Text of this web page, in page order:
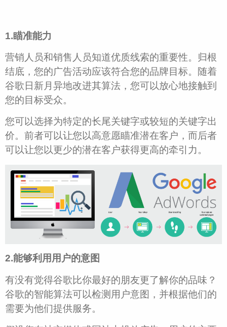
1.瞄准能力
营销人员和销售人员知道优质线索的重要性。归根
结底，您的广告活动应该符合您的品牌目标。随着
谷歌日新月异地改进其算法，您可以放心地接触到
您的目标受众。
您可以选择为特定的长尾关键字或较短的关键字出
价。前者可以让您以高意愿瞄准潜在客户，而后者
可以让您以更少的潜在客户获得更高的牵引力。
2.能够利用 用户的意图
有没有觉得谷歌比你最好的朋友更了解你的品味？
谷歌的智能算法可以检测用户意图，并根据他们的
需要为他们提供服务。